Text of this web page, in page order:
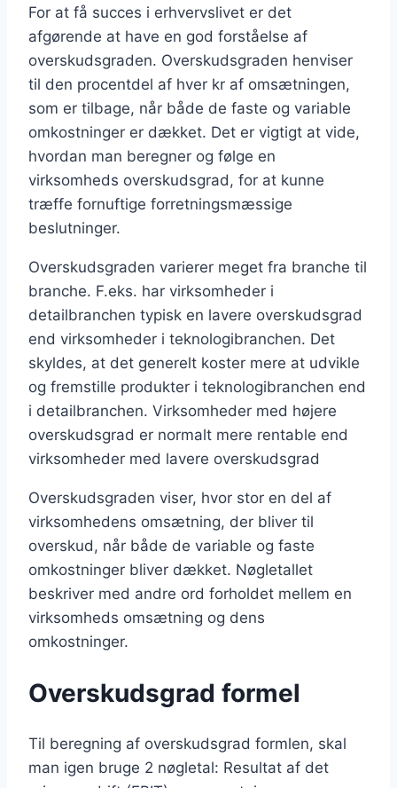
For at få succes i erhvervslivet er det
afgørende at have en god forståelse af
overskudsgraden. Overskudsgraden henviser
til den procentdel af hver kr af omsætningen,
som er tilbage, når både de faste og variable
omkostninger er dækket. Det er vigtigt at vide,
hvordan man beregner og følge en
virksomheds overskudsgrad, for at kunne
træffe fornuftige forretningsmæssige
beslutninger.
Overskudsgraden varierer meget fra branche til
branche. F.eks. har virksomheder i
detailbranchen typisk en lavere overskudsgrad
end virksomheder i teknologibranchen. Det
skyldes, at det generelt koster mere at udvikle
og fremstille produkter i teknologibranchen end
i detailbranchen. Virksomheder med højere
overskudsgrad er normalt mere rentable end
virksomheder med lavere overskudsgrad
Overskudsgraden viser, hvor stor en del af
virksomhedens omsætning, der bliver til
overskud, når både de variable og faste
omkostninger bliver dækket. Nøgletallet
beskriver med andre ord forholdet mellem en
virksomheds omsætning og dens
omkostninger.
Overskudsgrad formel
Til beregning af overskudsgrad formlen, skal
man igen bruge 2 nøgletal: Resultat af det